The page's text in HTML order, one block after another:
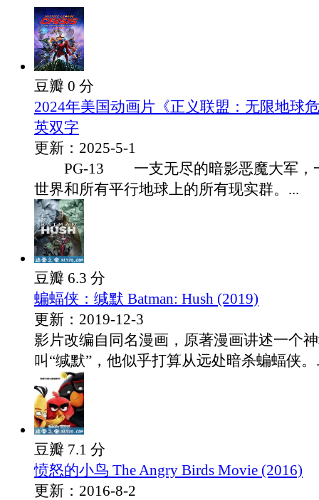
豆瓣 0 分
2024年美国动画片《正义联盟：无限地球
英双字
更新：2025-5-1
PG-13 一支无尽的暗影恶魔大军，
世界和所有平行地球上的所有现实群。...
豆瓣 6.3 分
蝙蝠侠：缄默 Batman: Hush (2019)
更新：2019-12-3
影片改编自同名漫画，原著漫画讲述一个
叫“缄默”，他似乎打算从远处暗杀蝙蝠侠。
豆瓣 7.1 分
愤怒的小鸟 The Angry Birds Movie (2016)
更新：2016-8-2